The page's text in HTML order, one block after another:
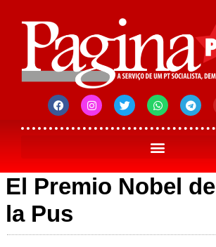
El Premio Nobel de
la Pus